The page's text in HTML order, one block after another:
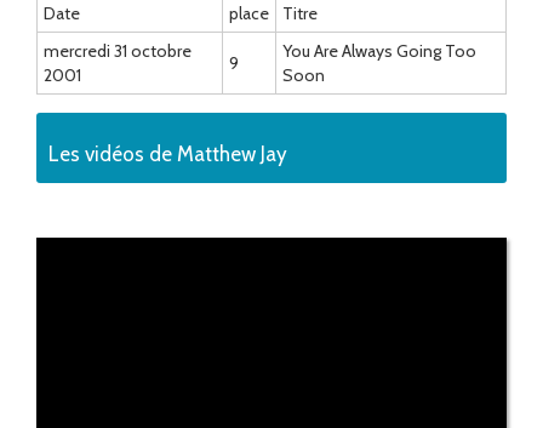
Date place
Titre
mercredi 31 octobre
2001
9
You Are Always Going Too
Soon
Les vidéos de Matthew Jay